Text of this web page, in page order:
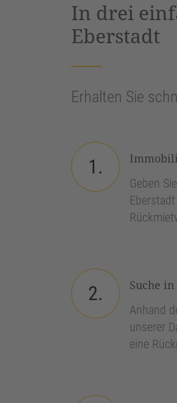
In drei
Eberstadt
Erhalten Sie
1.
Geben
2.
Suche
Anhand
unserer
eine